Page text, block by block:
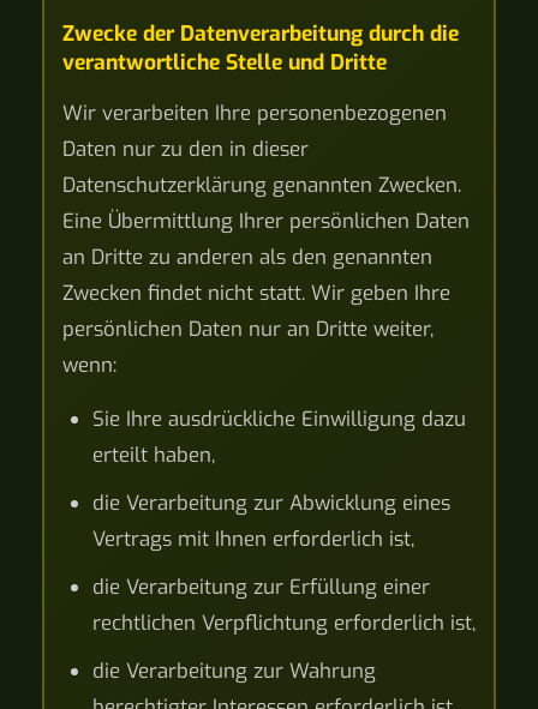
Zwecke der Datenverarbeitung durch die
verantwortliche Stelle und Dritte
Wir verarbeiten Ihre personenbezogenen
Daten nur zu den in dieser
Datenschutzerklärung genannten Zwecken.
Eine Übermittlung Ihrer persönlichen Daten
an Dritte zu anderen als den genannten
Zwecken findet nicht statt. Wir geben Ihre
persönlichen Daten nur an Dritte weiter,
wenn:
Sie Ihre ausdrückliche Einwilligung dazu
erteilt haben,
die Verarbeitung zur Abwicklung eines
Vertrags mit Ihnen erforderlich ist,
die Verarbeitung zur Erfüllung einer
rechtlichen Verpflichtung erforderlich ist,
die Verarbeitung zur Wahrung